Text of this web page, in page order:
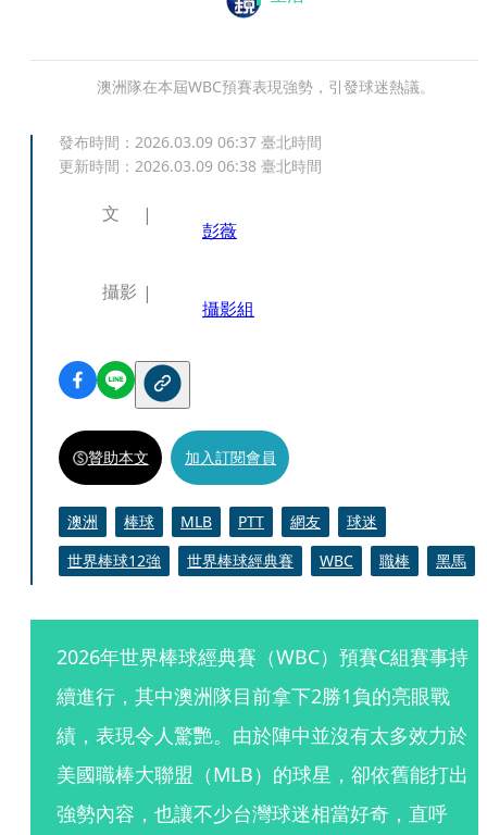
澳洲隊在本屆WBC預賽表現強勢，引發球迷熱議。
發布時間： 2026.03.09 06:37 臺北時間
更新時間： 2026.03.09 06:38 臺北時間
文
彭薇
攝影
攝影組
贊助本文 加入訂閱會員
澳洲 棒球 MLB PTT 網友
球迷
世界棒球12強
世界棒球經典賽 WBC 職棒 黑馬
2026年世界棒球經典賽（WBC）預賽C組賽事持
續進行，其中澳洲隊目前拿下2勝1負的亮眼戰
績，表現令人驚艷。由於陣中並沒有太多效力於
美國職棒大聯盟（MLB）的球星，卻依舊能打出
強勢內容，也讓不少台灣球迷相當好奇，直呼